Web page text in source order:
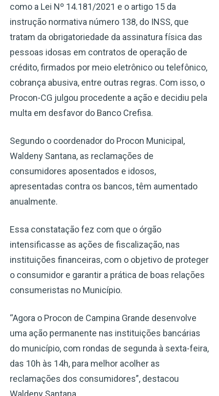
como a Lei Nº 14.181/2021 e o artigo 15 da
instrução normativa número 138, do INSS, que
tratam da obrigatoriedade da assinatura física das
pessoas idosas em contratos de operação de
crédito, firmados por meio eletrônico ou telefônico,
cobrança abusiva, entre outras regras. Com isso, o
Procon-CG julgou procedente a ação e decidiu pela
multa em desfavor do Banco Crefisa.
Segundo o coordenador do Procon Municipal,
Waldeny Santana, as reclamações de
consumidores aposentados e idosos,
apresentadas contra os bancos, têm aumentado
anualmente.
Essa constatação fez com que o órgão
intensificasse as ações de fiscalização, nas
instituições financeiras, com o objetivo de proteger
o consumidor e garantir a prática de boas relações
consumeristas no Município.
“Agora o Procon de Campina Grande desenvolve
uma ação permanente nas instituições bancárias
do município, com rondas de segunda à sexta-feira,
das 10h às 14h, para melhor acolher as
reclamações dos consumidores”, destacou
Waldeny Santana.